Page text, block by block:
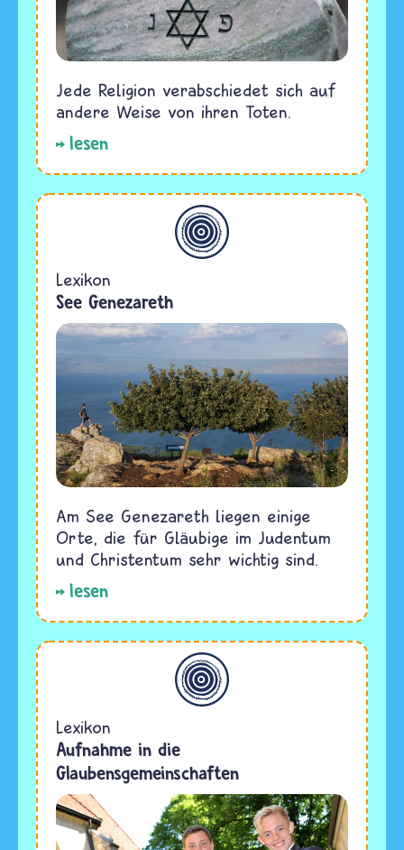
Jede Religion verabschiedet sich auf
andere Weise von ihren Toten.
lesen
Allgemein
Lexikon
See Genezareth
Am See Genezareth liegen einige
Orte, die für Gläubige im Judentum
und Christentum sehr wichtig sind.
lesen
Allgemein
Lexikon
Aufnahme in die
Glaubensgemeinschaften